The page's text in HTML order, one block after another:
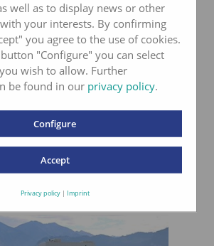
Filialen
Kundennähe garantiert
well as to display news or other
your interests. By confirming
you agree to the use of cookies.
"Configure" you can select
wish to allow. Further
be found in our privacy policy.
Configure
Accept
Privacy policy| Imprint